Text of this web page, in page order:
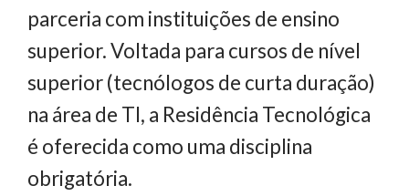
parceria com instituições de ensino
superior. Voltada para cursos de nível
superior (tecnólogos de curta duração)
na área de TI, a Residência Tecnológica
é oferecida como uma disciplina
obrigatória.